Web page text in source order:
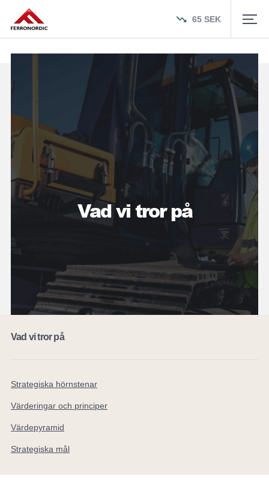
Vad vi tror på
Vad vi tror på
Strategiska hörnstenar
Värderingar och principer
Värdepyramid
Strategiska mål
65 SEK